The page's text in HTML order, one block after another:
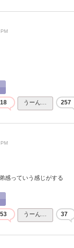
うーん… 257
感っていう感じがする
うーん… 37